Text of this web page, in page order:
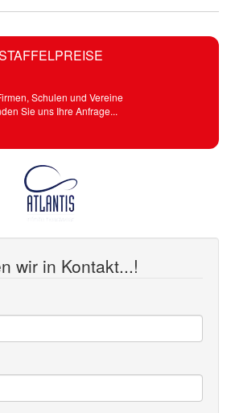
Schulen und Vereine
Sie uns Ihre Anfrage...
wir in Kontakt...!